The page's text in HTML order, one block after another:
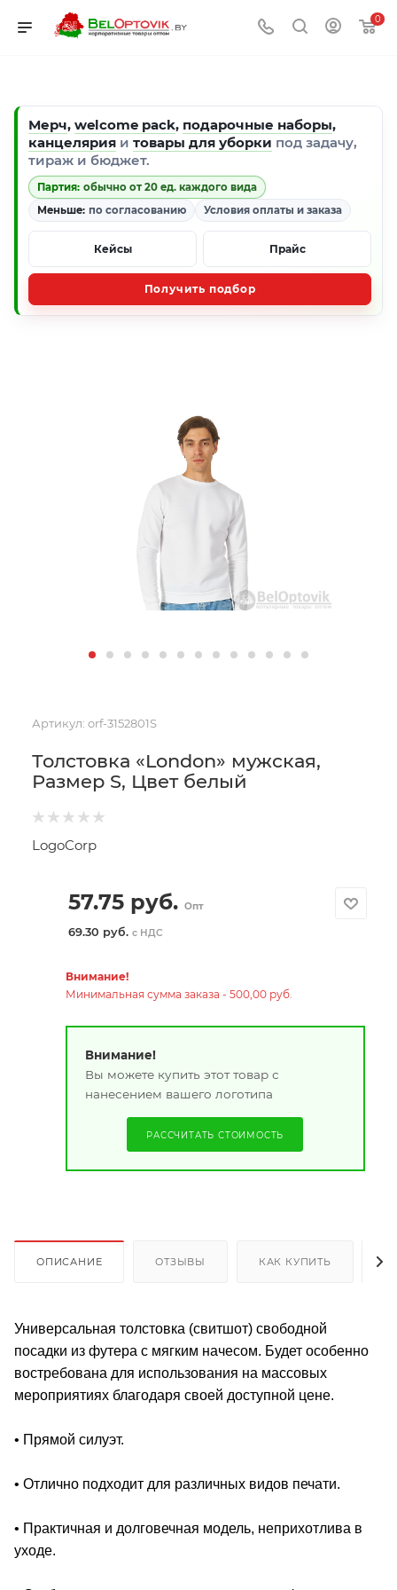
0
Мерч, welcome pack, подарочные наборы,
канцелярия и товары для уборки под задачу,
тираж и бюджет.
Партия: обычно от 20 ед. каждого вида
Меньше: по согласованию Условия оплаты и заказа
Кейсы Прайс
Получить подбор
Артикул: orf-3152801S
Толстовка «London» мужская,
Размер S, Цвет белый
LogoCorp
57.75руб. Опт
69.30 руб. с НДС
Внимание!
Минимальная сумма заказа - 500,00 руб.
Внимание!
Вы можете купить этот товар с
нанесением вашего логотипа
РАССЧИТАТЬ СТОИМОСТЬ
ОПИСАНИЕ ОТЗЫВЫ КАК КУПИТЬ
Универсальная толстовка (свитшот) свободной
посадки из футера с мягким начесом. Будет особенно
востребована для использования на массовых
мероприятиях благодаря своей доступной цене.
• Прямой силуэт.
• Отлично подходит для различных видов печати.
• Практичная и долговечная модель, неприхотлива в
уходе.